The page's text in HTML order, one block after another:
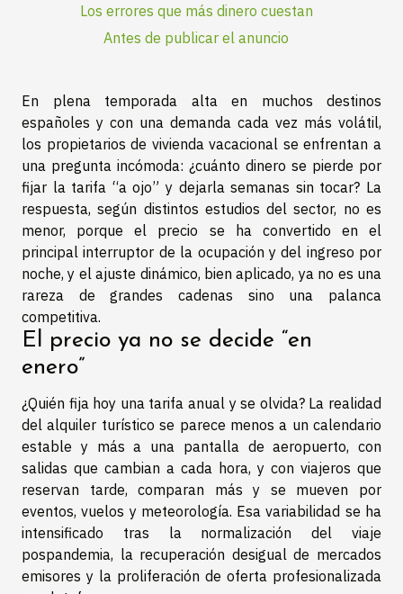
Los errores que más dinero cuestan
Antes de publicar el anuncio
En plena temporada alta en muchos destinos
españoles y con una demanda cada vez más volátil,
los propietarios de vivienda vacacional se enfrentan a
una pregunta incómoda: ¿cuánto dinero se pierde por
fijar la tarifa “a ojo” y dejarla semanas sin tocar? La
respuesta, según distintos estudios del sector, no es
menor, porque el precio se ha convertido en el
principal interruptor de la ocupación y del ingreso por
noche, y el ajuste dinámico, bien aplicado, ya no es una
rareza de grandes cadenas sino una palanca
competitiva.
El precio ya no se decide “en
enero”
¿Quién fija hoy una tarifa anual y se olvida? La realidad
del alquiler turístico se parece menos a un calendario
estable y más a una pantalla de aeropuerto, con
salidas que cambian a cada hora, y con viajeros que
reservan tarde, comparan más y se mueven por
eventos, vuelos y meteorología. Esa variabilidad se ha
intensificado tras la normalización del viaje
pospandemia, la recuperación desigual de mercados
emisores y la proliferación de oferta profesionalizada